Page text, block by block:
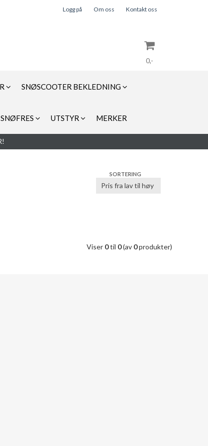
Logg på Om oss Kontakt oss
0,-
SNØSCOOTER BEKLEDNING
UTSTYR MERKER
SORTERING
Viser 0til 0(av 0produkter)